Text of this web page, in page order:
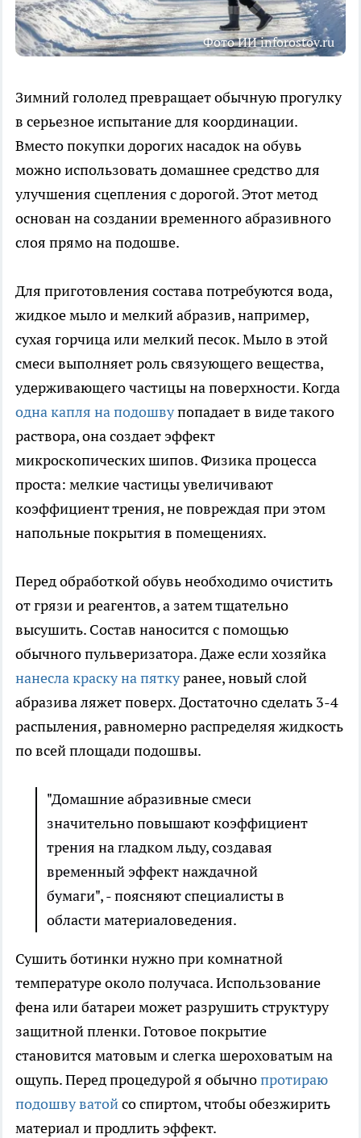
Фото ИИ inforostov.ru
Зимний гололед превращает обычную прогулку
в серьезное испытание для координации.
Вместо покупки дорогих насадок на обувь
можно использовать домашнее средство для
улучшения сцепления с дорогой. Этот метод
основан на создании временного абразивного
слоя прямо на подошве.
Для приготовления состава потребуются вода,
жидкое мыло и мелкий абразив, например,
сухая горчица или мелкий песок. Мыло в этой
смеси выполняет роль связующего вещества,
удерживающего частицы на поверхности. Когда
одна капля на подошвупопадает в виде такого
раствора, она создает эффект
микроскопических шипов. Физика процесса
проста: мелкие частицы увеличивают
коэффициент трения, не повреждая при этом
напольные покрытия в помещениях.
Перед обработкой обувь необходимо очистить
от грязи и реагентов, а затем тщательно
высушить. Состав наносится с помощью
обычного пульверизатора. Даже если хозяйка
нанесла краску на пяткуранее, новый слой
абразива ляжет поверх. Достаточно сделать 3-4
распыления, равномерно распределяя жидкость
по всей площади подошвы.
"Домашние абразивные смеси
значительно повышают коэффициент
трения на гладком льду, создавая
временный эффект наждачной
бумаги", - поясняют специалисты в
области материаловедения.
Сушить ботинки нужно при комнатной
температуре около получаса. Использование
фена или батареи может разрушить структуру
защитной пленки. Готовое покрытие
становится матовым и слегка шероховатым на
ощупь. Перед процедурой я обычнопротираю
подошву ватойсо спиртом, чтобы обезжирить
материал и продлить эффект.